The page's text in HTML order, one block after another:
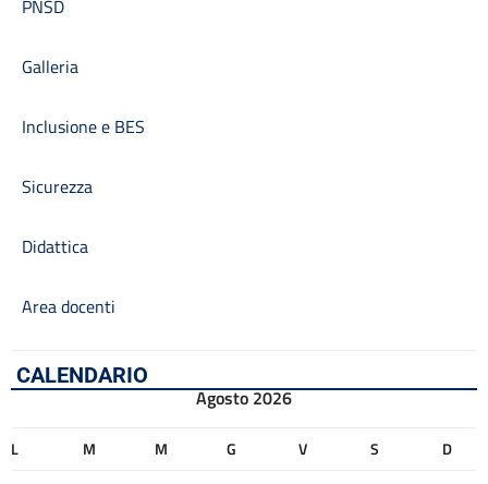
PNSD
Galleria
Inclusione e BES
Sicurezza
Didattica
Area docenti
CALENDARIO
Agosto 2026
L M M G V S D